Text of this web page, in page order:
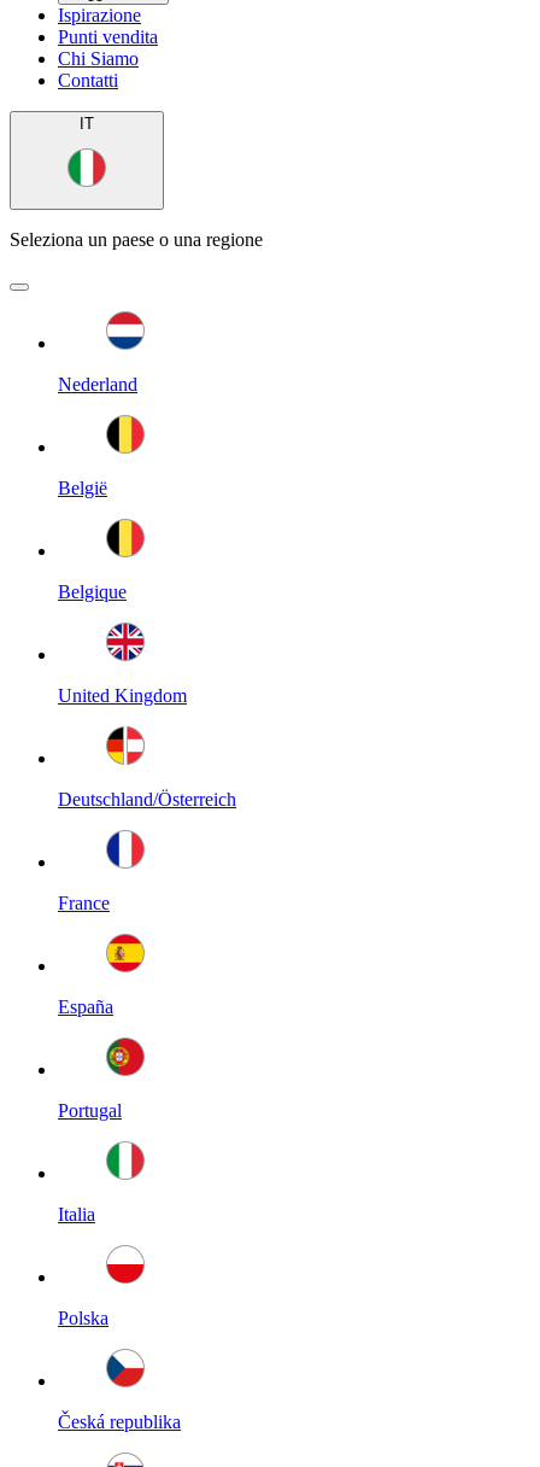
Ispirazione
Punti vendita
Chi Siamo
Contatti
IT
Seleziona un paese o una regione
Nederland
België
Belgique
United Kingdom
Deutschland/Österreich
France
España
Portugal
Italia
Polska
Česká republika